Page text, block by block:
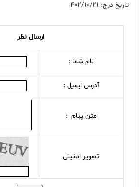
تاریخ درج: 1402/10/21
ارسال نظر
نام شما :
آدرس ایمیل :
متن پیام :
تصویر امنیتی